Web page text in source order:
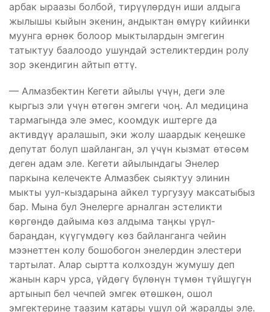
арбак ыраазы болбой, тирүүлөрдүн иши алдыга
жылышы кыйын экенин, андыктан өмүрү кийинки
муунга өрнөк болоор мыктылардын эмгегин
татыктуу баалоодо ушундай эстеликтердин ролу
зор экендигин айтып өттү.
— Алмазбектин Кегети айылы үчүн, деги эле
кыргыз эли үчүн өтөгөн эмгеги чоӊ. Ал медицина
тармагында эле эмес, коомдук иштерге да
активдүү аралашып, эки жолу шаардык кеӊешке
депутат болуп шайланган, эл үчүн кызмат өтөсөм
деген адам эле. Кегети айылындагы Энелер
паркына келечекте Алмазбек сыяктуу элинин
мыкты уул-кыздарына айкел тургузуу максатыбыз
бар. Мына бул Энелерге арналган эстеликти
көргөндө дайыма көз алдыма таӊкы үрүл-
бараӊдан, күүгүмдөгү көз байланганга чейин
мээнеттен колу бошобогон энелердин элестери
тартылат. Алар сыртта колхоздун жумушу деп
жанын карч урса, үйдөгү бүлөнүн түмөн түйшүгүн
артынып бел чечпей эмгек өтөшкөн, ошол
эмгектерине таазим катары ушул ой жаралды эле.